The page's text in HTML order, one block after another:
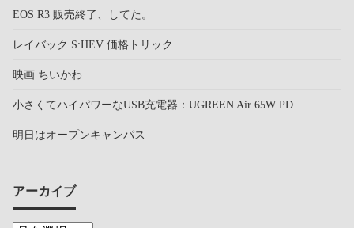
EOS R3 販売終了、してた。
レイバック S:HEV 価格トリック
映画 ちいかわ
小さくてハイパワーなUSB充電器：UGREEN Air 65W PD
明日はオープンキャンパス
アーカイブ